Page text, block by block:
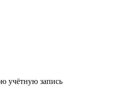
учётную запись